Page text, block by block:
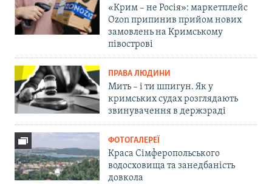
«Крим – не Росія»: маркетплейс
Ozon припинив прийом нових
замовлень на Кримському
півострові
ПРАВА ЛЮДИНИ
Мить – і ти шпигун. Як у
кримських судах розглядають
звинувачення в держзраді
ФОТОГАЛЕРЕЇ
Краса Сімферопольського
водосховища та занедбаність
довкола